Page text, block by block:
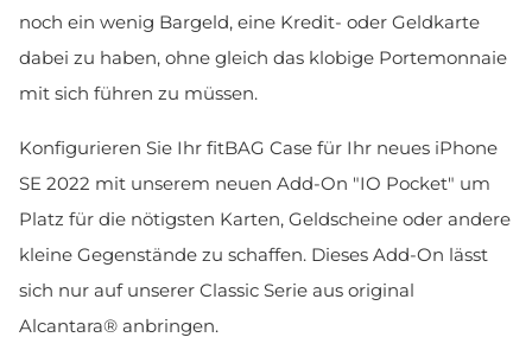
noch ein wenig Bargeld, eine Kredit- oder Geldkarte
dabei zu haben, ohne gleich das klobige Portemonnaie
mit sich führen zu müssen.
Konfigurieren Sie Ihr fitBAG Case für Ihr neues iPhone
SE 2022 mit unserem neuen Add-On "IO Pocket" um
Platz für die nötigsten Karten, Geldscheine oder andere
kleine Gegenstände zu schaffen. Dieses Add-On lässt
sich nur auf unserer Classic Serie aus original
Alcantara® anbringen.